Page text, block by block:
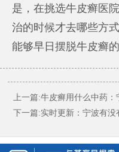
是，在挑选牛皮癣医
治的时候才去哪些方
能够早日摆脱牛皮癣的
上一篇:牛皮癣用什么中药：
下一篇:实时更新：宁波有没